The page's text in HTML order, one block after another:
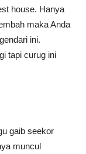
house. Hanya
maka Anda
ini.
tapi curug ini
gaib seekor
muncul